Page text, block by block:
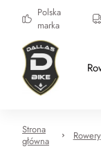
Polska
marka
Strona
główna
Rowery